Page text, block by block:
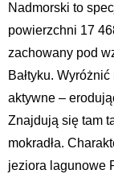
Nadmorski to
powierzchni 17
zachowany pod
Bałtyku.
aktywne –
Znajdują się tam
mokradła.
jeziora lagunowe